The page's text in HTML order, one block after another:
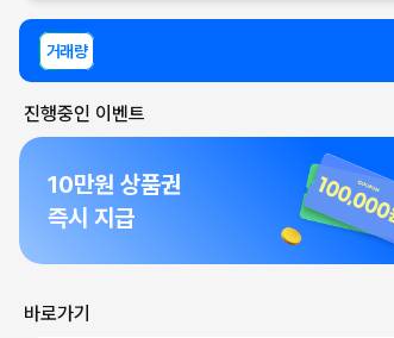
거래량
진행중인 이벤트
10만원 상품권
즉시 지급
바로가기